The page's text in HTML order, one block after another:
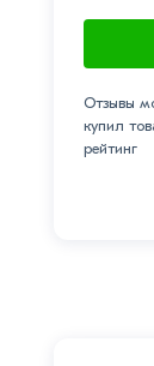
Отзывы
купил
рейтинг